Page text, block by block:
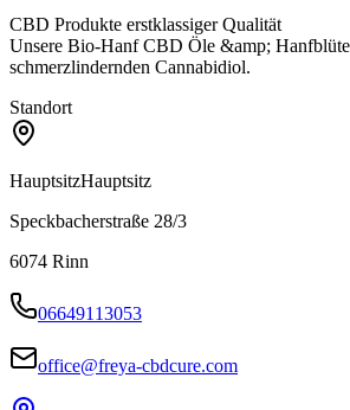
CBD Produkte erstklassiger Qualität
Unsere Bio-Hanf CBD Öle &amp;
schmerzlindernden Cannabidiol.
Standort
HauptsitzHauptsitz
Speckbacherstraße 28/3
6074 Rinn
06649113053
office@freya-cbdcure.com